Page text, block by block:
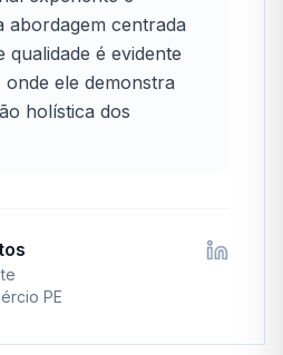
abordagem centrada
qualidade é evidente
ele demonstra
holística dos
PE